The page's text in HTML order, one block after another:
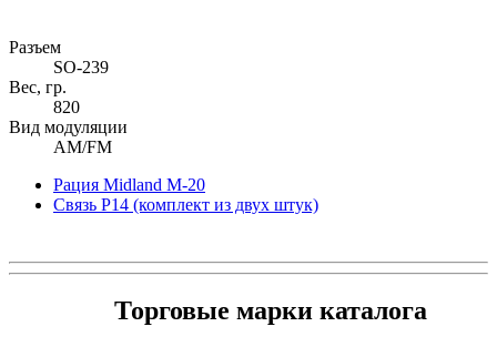
Разъем
SO-239
Вес, гр.
820
Вид модуляции
AM/FM
Рация Midland M-20
Связь Р14 (комплект из двух штук)
Торговые марки каталога